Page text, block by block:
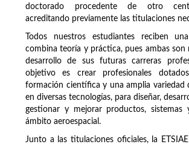
doctorado procedente de otro
acreditando previamente las titulaciones
Todos nuestros estudiantes reciben
combina teoría y práctica, pues ambas son
desarrollo de sus futuras carreras
objetivo es crear profesionales
formación científica y una amplia variedad
en diversas tecnologías, para diseñar,
gestionar y mejorar productos, sistemas
ámbito aeroespacial.
Junto a las titulaciones oficiales, la